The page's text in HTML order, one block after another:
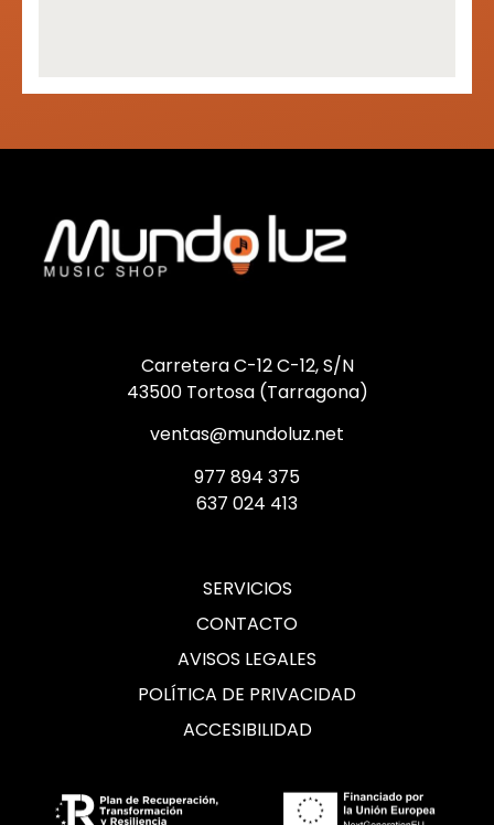
Carretera C-12 C-12, S/N
43500 Tortosa (Tarragona)
ventas@mundoluz.net
977 894 375
637 024 413
SERVICIOS
CONTACTO
AVISOS LEGALES
POLÍTICA DE PRIVACIDAD
ACCESIBILIDAD